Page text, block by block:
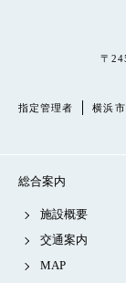
〒
指定管理者 横浜
総合案内
施設概要
交通案内
MAP